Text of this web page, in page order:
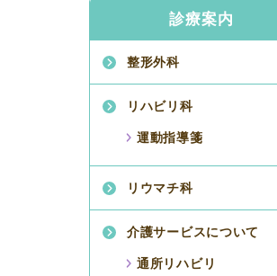
診療案内
整形外科
リハビリ科
運動指導箋
リウマチ科
介護サービスについて
通所リハビリ